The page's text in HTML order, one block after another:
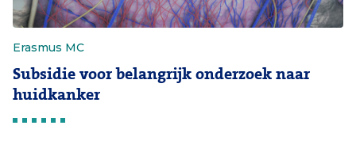
Erasmus MC
Subsidie voor belangrijk onderzoek naar
huidkanker